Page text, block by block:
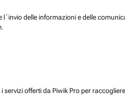
delle informazioni e delle
offerti da Piwik Pro per